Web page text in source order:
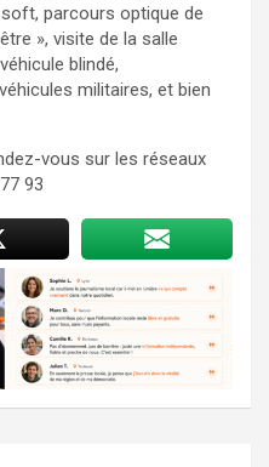
parcours optique de
», visite de la salle
blindé,
militaires, et bien
vous sur les réseaux
93